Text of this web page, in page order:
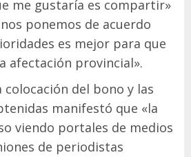
me gustaría es compartir»
ponemos de acuerdo
es mejor para que
afectación provincial».
colocación del bono y las
manifestó que «la
viendo portales de medios
de periodistas